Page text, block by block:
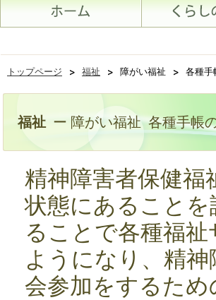
トップページ > 福祉 > 障がい福祉 > 各種手
福祉 ー 障がい福祉 各種手帳
精神障害者保健
状態にあること
ることで各種福
ようになり、精
会参加をするた